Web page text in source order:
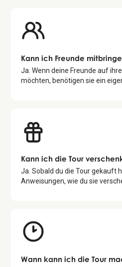
Kann ich Freunde
Ja. Wenn deine Freunde auf
möchten, benötigen sie ein
Kann ich die Tour
Ja. Sobald du die Tour gekauft
Anweisungen, wie du sie
Wann kann ich die Tour